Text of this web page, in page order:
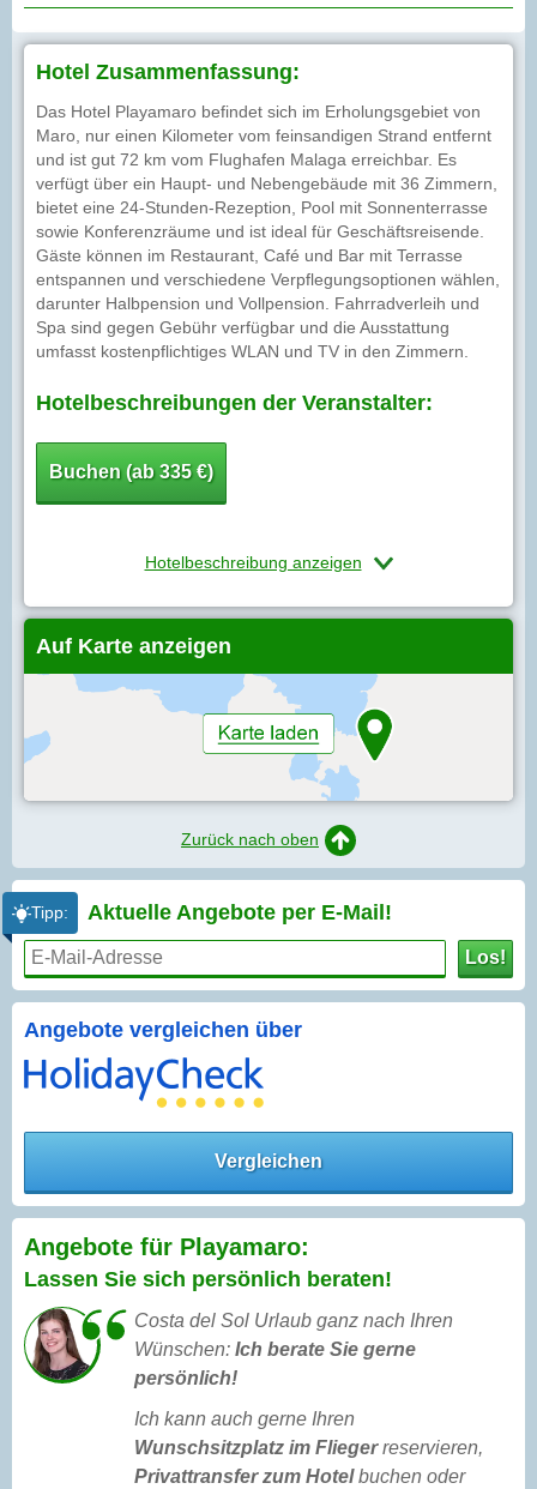
Hotel Zusammenfassung:
Das Hotel Playamaro befindet sich im Erholungsgebiet von
Maro, nur einen Kilometer vom feinsandigen Strand entfernt
und ist gut 72 km vom Flughafen Malaga erreichbar. Es
verfügt über ein Haupt- und Nebengebäude mit 36 Zimmern,
bietet eine 24-Stunden-Rezeption, Pool mit Sonnenterrasse
sowie Konferenzräume und ist ideal für Geschäftsreisende.
Gäste können im Restaurant, Café und Bar mit Terrasse
entspannen und verschiedene Verpflegungsoptionen wählen,
darunter Halbpension und Vollpension. Fahrradverleih und
Spa sind gegen Gebühr verfügbar und die Ausstattung
umfasst kostenpflichtiges WLAN und TV in den Zimmern.
Hotelbeschreibungen der Veranstalter:
Buchen (ab 335 €)
Hotelbeschreibung anzeigen
Auf Karte anzeigen
Zurück nach oben
Tipp: Aktuelle Angebote per E-Mail!
Los!
Angebote vergleichen über
Vergleichen
Angebote für Playamaro:
Lassen Sie sich persönlich beraten!
Costa del Sol Urlaub ganz nach Ihren
Wünschen: Ich berate Sie gerne
persönlich!
Ich kann auch gerne Ihren
Wunschsitzplatz im Fliegerreservieren,
Privattransfer zum Hotelbuchen oder